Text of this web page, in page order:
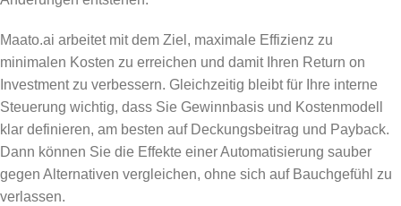
Maato.ai arbeitet mit dem Ziel, maximale Effizienz zu
minimalen Kosten zu erreichen und damit Ihren Return on
Investment zu verbessern. Gleichzeitig bleibt für Ihre interne
Steuerung wichtig, dass Sie Gewinnbasis und Kostenmodell
klar definieren, am besten auf Deckungsbeitrag und Payback.
Dann können Sie die Effekte einer Automatisierung sauber
gegen Alternativen vergleichen, ohne sich auf Bauchgefühl zu
verlassen.